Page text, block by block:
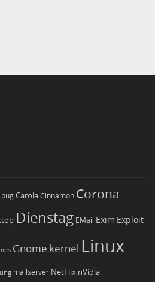
bugCarola Cinnamon Corona
Dienstag EMail Exim Exploit
Gnome kernel Linux
mailserver NetFlix nVidia